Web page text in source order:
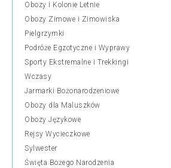
Obozy i Kolonie Letnie
Obozy Zimowe i Zimowiska
Pielgrzymki
Podróże Egzotyczne i Wyprawy
Sporty Ekstremalne i Trekkingi
Wczasy
Jarmarki Bożonarodzeniowe
Obozy dla Maluszków
Obozy Językowe
Rejsy Wycieczkowe
Sylwester
Święta Bożego Narodzenia